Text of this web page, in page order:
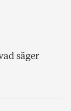
säger